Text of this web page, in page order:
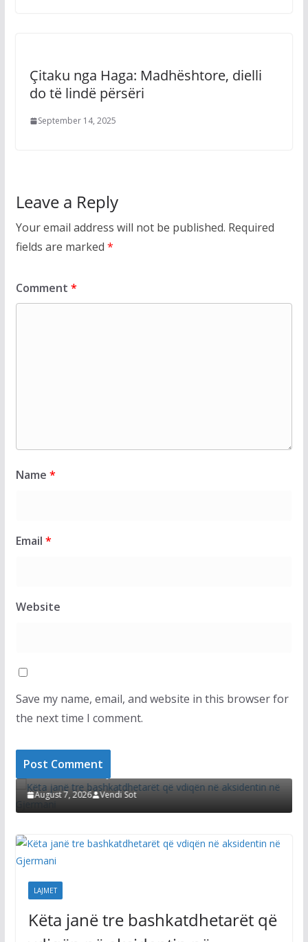
Çitaku nga Haga: Madhështore, dielli
do të lindë përsëri
September 14, 2025
Leave a Reply
Your email address will not be published. Required
fields are marked *
Comment *
Name *
Email *
Website
Save my name, email, and website in this browser for
the next time I comment.
Këta janë tre bashkatdhetarët që vdiqën në
aksidentin në Gjermani
August 7, 2026 Vendi Sot
LAJMET
Këta janë tre bashkatdhetarët që